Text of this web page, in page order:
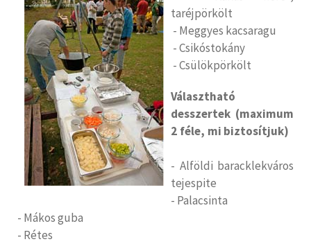
taréjpörkölt
- Meggyes kacsaragu
- Csikóstokány
- Csülökpörkölt
Választható
desszertek (maximum
2 féle, mi biztosítjuk)
- Alföldi baracklekváros
tejespite
- Palacsinta
- Mákos guba
- Rétes